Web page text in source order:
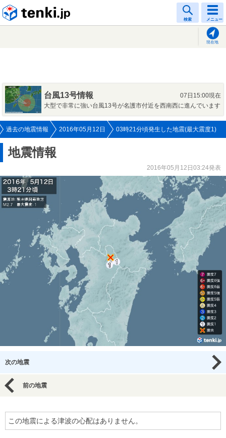
検索 メニュー
現在地
台風13号情報
07日15:00現在
大型で非常に強い台風13号が名護市付近を西南西に進んでいます
過去の地震情報 2016年05月12日 03時21分頃発生した地震(最大震度1)
地震情報
2016年05月12日03:24発表
次の地震
前の地震
この地震による津波の心配はありません。